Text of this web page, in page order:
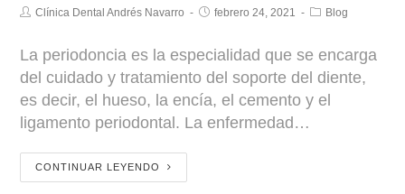
Clínica Dental Andrés Navarro febrero 24, 2021 Blog
La periodoncia es la especialidad que se encarga
del cuidado y tratamiento del soporte del diente,
es decir, el hueso, la encía, el cemento y el
ligamento periodontal. La enfermedad…
CONTINUAR LEYENDO